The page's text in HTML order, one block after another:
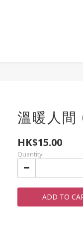
溫暖人間
HK$15.00
Quantity
ADD TO